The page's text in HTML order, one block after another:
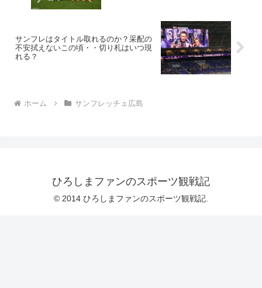
サンフレはタイトル取れるのか？采配の
不安拭えないこの頃・・切り札はいつ現
れる？
ホーム サンフレッチェ広島
ひろしまファンのスポーツ観戦記
© 2014 ひろしまファンのスポーツ観戦記.